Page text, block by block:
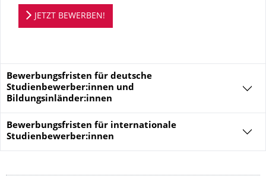
Bewerbungsportal
JETZT BEWERBEN!
Bewerbungsfristen für deutsche
Studienbewerber:innen und
Bildungsinländer:innen
Bewerbungsfristen für internationale
Studienbewerber:innen